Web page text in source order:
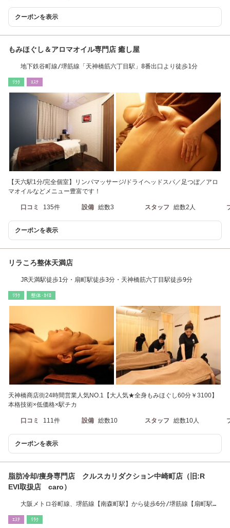
クーポンを表示
もみほぐし＆アロマオイル専門店 癒し屋
地下鉄谷町線/堺筋線「天神橋筋六丁目駅」8番出口より徒歩1分
ﾘﾗｸ ｴｽﾃ
【天六駅1分/完全個室】リンパマッサージ/ドライヘッドスパ／足つぼ／アロ
マオイルなどメニュー豊富です！
口コミ 135件 設備 総数3 スタッフ 総数2人
クーポンを表示
リラころ整体天満店
JR天満駅徒歩1分・扇町駅徒歩3分・天神橋筋六丁目駅徒歩9分
ﾘﾗｸ 整体･ｶｲﾛ
天神橋商店街24時間営業人気NO.1【大人気★全身もみほぐし60分￥3100】
本格技術×低価格×駅チカ
口コミ 111件 設備 総数10 スタッフ 総数10人
クーポンを表示
脂肪冷却/痩身専門店 クルスカリダクション中崎町店（旧:R
EVI取扱店 caro）
大阪メトロ谷町線、堺筋線【南森町駅】から徒歩6分/堺筋線【扇町駅】
ｴｽﾃ ﾘﾗｸ